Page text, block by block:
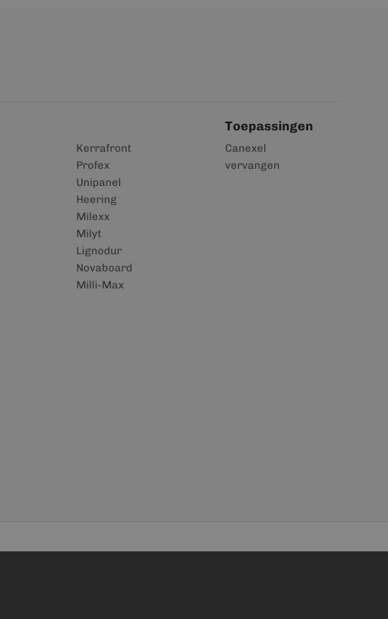
Kerrafront
Profex
Unipanel
Heering
Milexx
Milyt
Lignodur
Novaboard
Milli-Max
Toepassingen
Canexel
vervangen